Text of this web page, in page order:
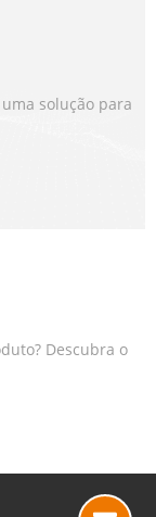
solução para
Descubra o